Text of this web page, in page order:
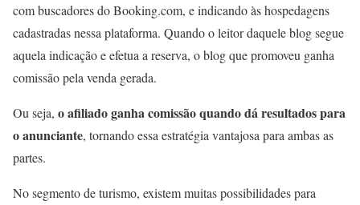
com buscadores do Booking.com, e indicando às hospedagens
cadastradas nessa plataforma. Quando o leitor daquele blog segue
aquela indicação e efetua a reserva, o blog que promoveu ganha
comissão pela venda gerada.
Ou seja, o afiliado ganha comissão quando dá resultados para
o anunciante, tornando essa estratégia vantajosa para ambas as
partes.
No segmento de turismo, existem muitas possibilidades para